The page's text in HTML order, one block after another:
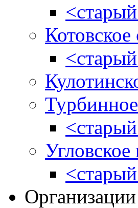
Котовское
Угловское
Организации